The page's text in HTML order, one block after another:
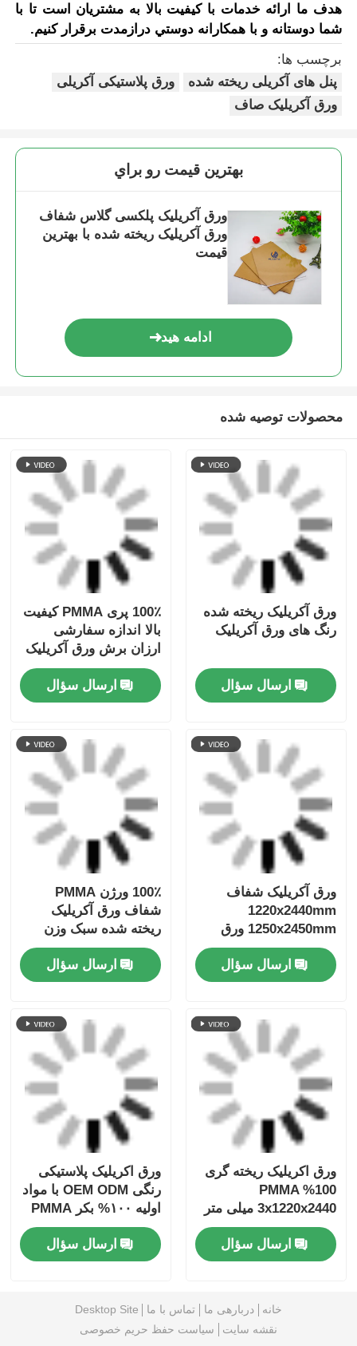
هدف ما ارائه خدمات با کیفیت بالا به مشتریان است تا با
شما دوستانه و با همکارانه دوستي درازمدت برقرار کنيم.
برچسب ها:
پنل های آکریلی ریخته شده
ورق پلاستیکی آکریلی
ورق آکریلیک صاف
بهترين قيمت رو براي
ورق آکریلیک پلکسی گلاس شفاف
ورق آکریلیک ریخته شده با بهترین
قیمت
ادامه هید
محصولات توصیه شده
ورق آکریلیک ریخته شده
رنگ های ورق آکریلیک
ارسال سؤال
100٪ پری PMMA کیفیت
بالا اندازه سفارشی
ارزان برش ورق آکریلیک
ارسال سؤال
ورق آکریلیک شفاف
1220x2440mm
1250x2450mm ورق
پلکسی گلاس
ارسال سؤال
100٪ ورژن PMMA
شفاف ورق آکریلیک
ریخته شده سبک وزن
گواهینامه SGS
ارسال سؤال
ورق اکریلیک ریخته گری
100% PMMA
3x1220x2440 میلی متر
برای سطوح محافظ /
روی میز ارسال سؤال
ورق اکریلیک پلاستیکی
رنگی OEM ODM با مواد
اولیه ۱۰۰% بکر PMMA
ارسال سؤال
خانه دربارهی ما تماس با ما
Desktop Site
نقشه سایت
سیاست حفظ حریم خصوصی